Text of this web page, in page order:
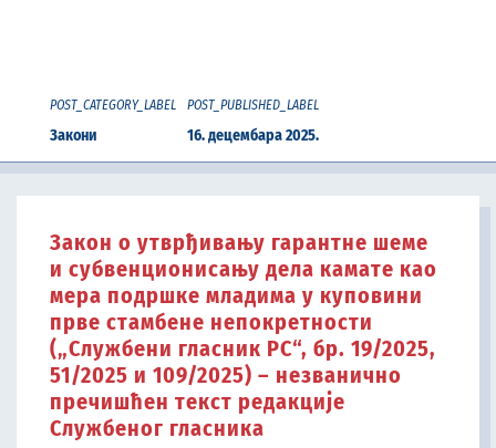
POST_CATEGORY_LABEL
Закони
POST_PUBLISHED_LABEL
16. децембара 2025.
Закон о утврђивању гарантне шеме
и субвенционисању дела камате као
мера подршке младима у куповини
прве стaмбене непокретности
(„Службени гласник РС“, бр. 19/2025,
51/2025 и 109/2025) – незванично
пречишћен текст редакције
Службеног гласника